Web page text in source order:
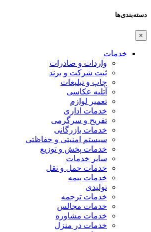
دسته‌بندی‌ها
×
خدمات
واردات و صادرات
ثبت شرکت و برند
چاپ و تبلیغات
آتلیه عکاسی
تعمیر لوازم
خدمات اداری
تفریح و سرگرمی
خدمات بازرگانی
سیستم امنیتی و حفاظتی
خدمات پخش و توزیع
سایر خدمات
خدمات حمل و نقل
خدمات بیمه
تولیدی
خدمات ترجمه
خدمات مجالس
خدمات مشاوره
خدمات در منزل